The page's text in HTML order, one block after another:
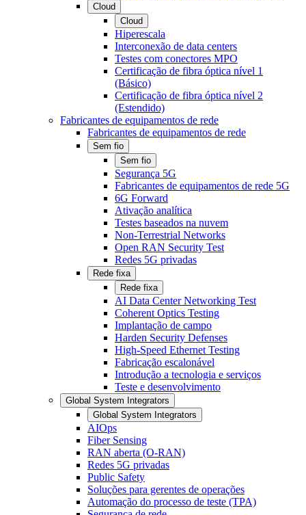
Cloud
Cloud
Hiperescala
Interconexão de data centers
Testes com conectores MPO
Certificação de fibra óptica nível 1
(Básico)
Certificação de fibra óptica nível 2
(Estendido)
Fabricantes de equipamentos de rede
Fabricantes de equipamentos de rede
Sem fio
Sem fio
Segurança 5G
Fabricantes de equipamentos de rede 5G
6G Forward
Ativação analítica
Testes baseados na nuvem
Non-Terrestrial Networks
Open RAN Security Test
Redes 5G privadas
Rede fixa
Rede fixa
AI Data Center Networking Test
Coherent Optics Testing
Implantação de campo
Harden Security Defenses
High-Speed Ethernet Testing
Fabricação escalonável
Introdução a tecnologia e serviços
Teste e desenvolvimento
Global System Integrators
Global System Integrators
AIOps
Fiber Sensing
RAN aberta (O-RAN)
Redes 5G privadas
Public Safety
Soluções para gerentes de operações
Automação do processo de teste (TPA)